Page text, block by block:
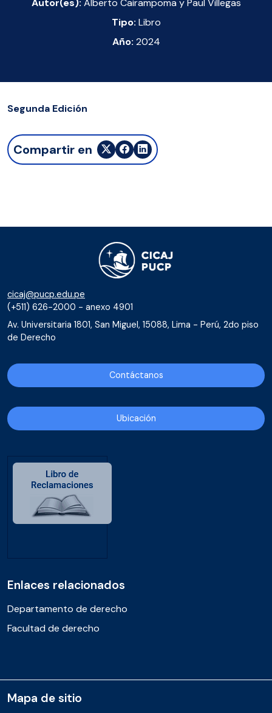
Autor(es): Alberto Cairampoma y Paul Villegas
Tipo: Libro
Año: 2024
Segunda Edición
Compartir en
cicaj@pucp.edu.pe
(+511) 626-2000 - anexo 4901
Av. Universitaria 1801, San Miguel, 15088, Lima - Perú, 2do piso
de Derecho
Contáctanos
Ubicación
Enlaces relacionados
Departamento de derecho
Facultad de derecho
Mapa de sitio